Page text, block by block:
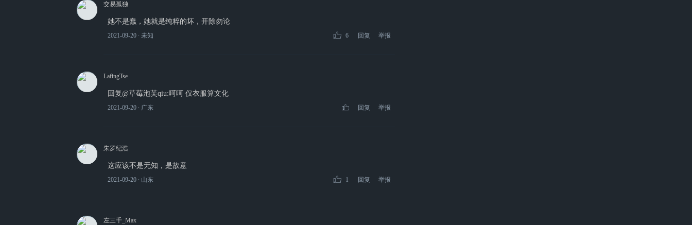
交易孤独
她不是蠢，她就是纯粹的坏，开除勿论
2021-09-20 ∙ 未知 6 回复 举报
LafingTse
回复@草莓泡芙qiu:呵呵 仅衣服算文化
2021-09-20 ∙ 广东 回复 举报
朱罗纪浩
这应该不是无知，是故意
2021-09-20 ∙ 山东 1 回复 举报
左三千_Max